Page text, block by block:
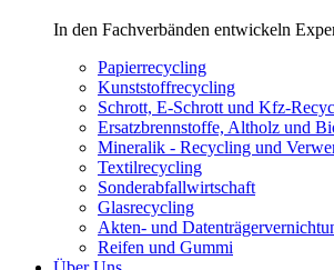
In den Fachverbänden entwickeln
Papierrecycling
Kunststoffrecycling
Schrott, E-Schrott und Kfz-
Ersatzbrennstoffe, Altholz und
Mineralik - Recycling und
Textilrecycling
Sonderabfallwirtschaft
Glasrecycling
Akten- und
Reifen und Gummi